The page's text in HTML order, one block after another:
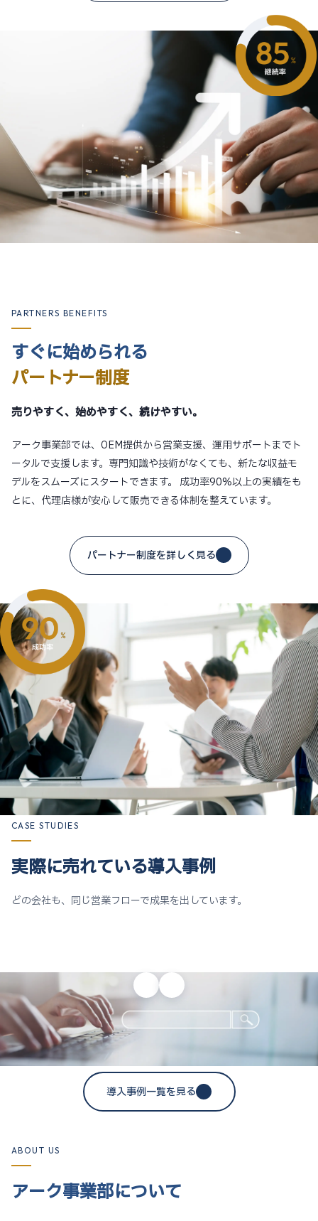
PARTNERS BENEFITS
すぐに始められる
パートナー制度
売りやすく、始めやすく、続けやすい。
アーク事業部では、OEM提供から営業支援、運用サポートまでト
ータルで支援します。専門知識や技術がなくても、新たな収益モ
デルをスムーズにスタートできます。 成功率90%以上の実績をも
とに、代理店様が安心して販売できる体制を整えています。
パートナー制度を詳しく見る
CASE STUDIES
実際に売れている導入事例
どの会社も、同じ営業フローで成果を出しています。
導入事例一覧を見る
ABOUT US
アーク事業部について